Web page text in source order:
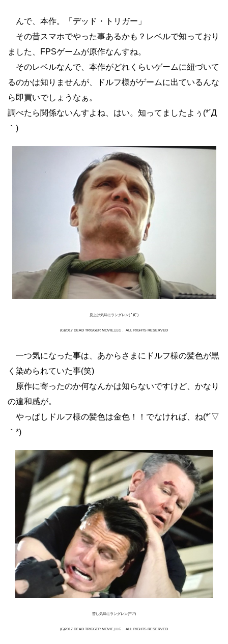
んで、本作。「デッド・トリガー」
その昔スマホでやった事あるかも？レベルで知っており
ました、FPSゲームが原作なんすね。
そのレベルなんで、本作がどれくらいゲームに紐づいて
るのかは知りませんが、ドルフ様がゲームに出ているんな
ら即買いでしょうなぁ。
調べたら関係ないんすよね、はい。知ってましたよぅ(*´Д
｀)
見上げ気味にラングレン( ﾟДﾟ)
(C)2017 DEAD TRIGGER MOVIE,LLC． ALL RIGHTS RESERVED
一つ気になった事は、あからさまにドルフ様の髪色が黒
く染められていた事(笑)
原作に寄ったのか何なんかは知らないですけど、かなり
の違和感が。
やっぱしドルフ様の髪色は金色！！でなければ、ね(*´▽
｀*)
苦し気味にラングレン(*'▽')
(C)2017 DEAD TRIGGER MOVIE,LLC． ALL RIGHTS RESERVED